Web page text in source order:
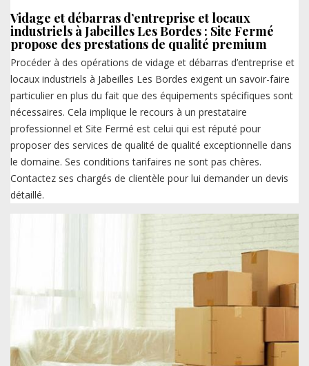
Vidage et débarras d’entreprise et locaux
industriels à Jabeilles Les Bordes : Site Fermé
propose des prestations de qualité premium
Procéder à des opérations de vidage et débarras d’entreprise et
locaux industriels à Jabeilles Les Bordes exigent un savoir-faire
particulier en plus du fait que des équipements spécifiques sont
nécessaires. Cela implique le recours à un prestataire
professionnel et Site Fermé est celui qui est réputé pour
proposer des services de qualité de qualité exceptionnelle dans
le domaine. Ses conditions tarifaires ne sont pas chères.
Contactez ses chargés de clientèle pour lui demander un devis
détaillé.